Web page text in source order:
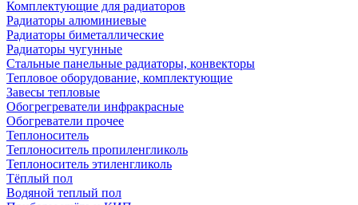
Комплектующие для радиаторов
Радиаторы алюминиевые
Радиаторы биметаллические
Радиаторы чугунные
Стальные панельные радиаторы, конвекторы
Тепловое оборудование, комплектующие
Завесы тепловые
Обогрегреватели инфракрасные
Обогреватели прочее
Теплоноситель
Теплоноситель пропиленгликоль
Теплоноситель этиленгликоль
Тёплый пол
Водяной теплый пол